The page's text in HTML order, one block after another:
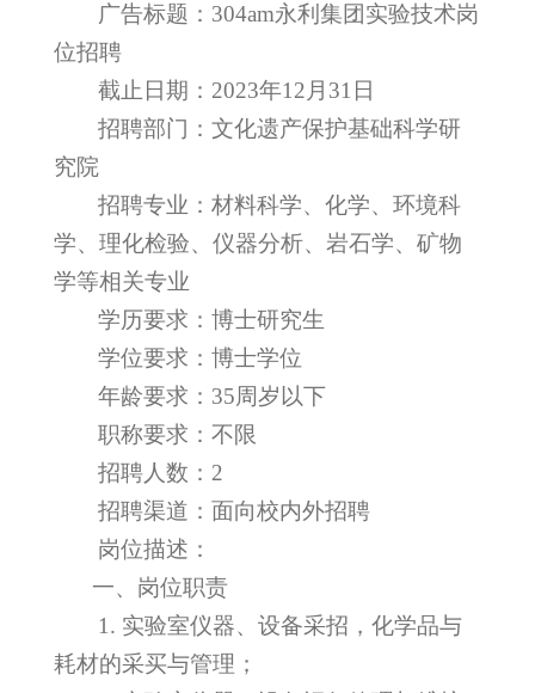
广告标题：304am永利集团实验技术岗
位招聘
截止日期：2023年12月31日
招聘部门：文化遗产保护基础科学研
究院
招聘专业：材料科学、化学、环境科
学、理化检验、仪器分析、岩石学、矿物
学等相关专业
学历要求：博士研究生
学位要求：博士学位
年龄要求：35周岁以下
职称要求：不限
招聘人数：2
招聘渠道：面向校内外招聘
岗位描述：
一、岗位职责
1. 实验室仪器、设备采招，化学品与
耗材的采买与管理；